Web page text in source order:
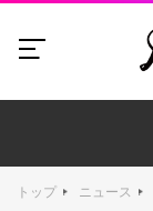
トップ ニュース